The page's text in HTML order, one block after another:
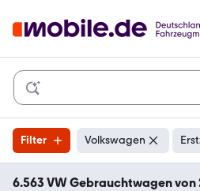
Filter Volkswagen
6.563 VW Gebrauchtwagen von